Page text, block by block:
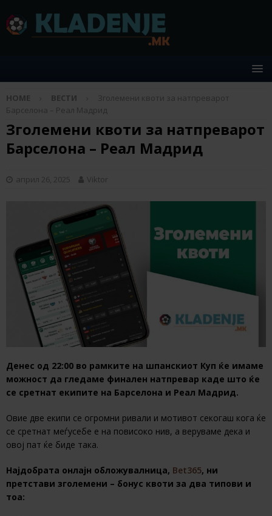
HOME ВЕСТИ
Зголемени квоти за натпреварот
Барселона – Реал Мадрид
Зголемени квоти за натпреварот
Барселона – Реал Мадрид
април 26, 2025 Viktor
Денес од 22:00 во рамките на шпанскиот Куп ќе имаме
можност да гледаме финален натпревар каде што ќе
се сретнат екипите на Барселона и Реал Мадрид.
Овие две екипи се огромни ривали и мотивот секогаш кога ќе
се сретнат меѓусебе е на повисоко нив, а веруваме дека и
овој пат ќе биде така.
Најдобрата онлајн обложувалница, Bet365, ни
претстави зголемени – бонус квоти за два типови и
тоа: